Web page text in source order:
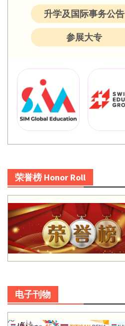
升学及国际事务公告
参展大专
荣誉榜 Honor Roll
电子刊物